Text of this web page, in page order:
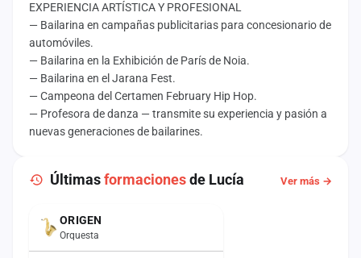
EXPERIENCIA ARTÍSTICA Y PROFESIONAL
— Bailarina en campañas publicitarias para concesionario de
automóviles.
— Bailarina en la Exhibición de París de Noia.
— Bailarina en el Jarana Fest.
— Campeona del Certamen February Hip Hop.
— Profesora de danza — transmite su experiencia y pasión a
nuevas generaciones de bailarines.
Últimasformacionesde Lucía Ver más →
ACTUALORIGEN
Orquesta